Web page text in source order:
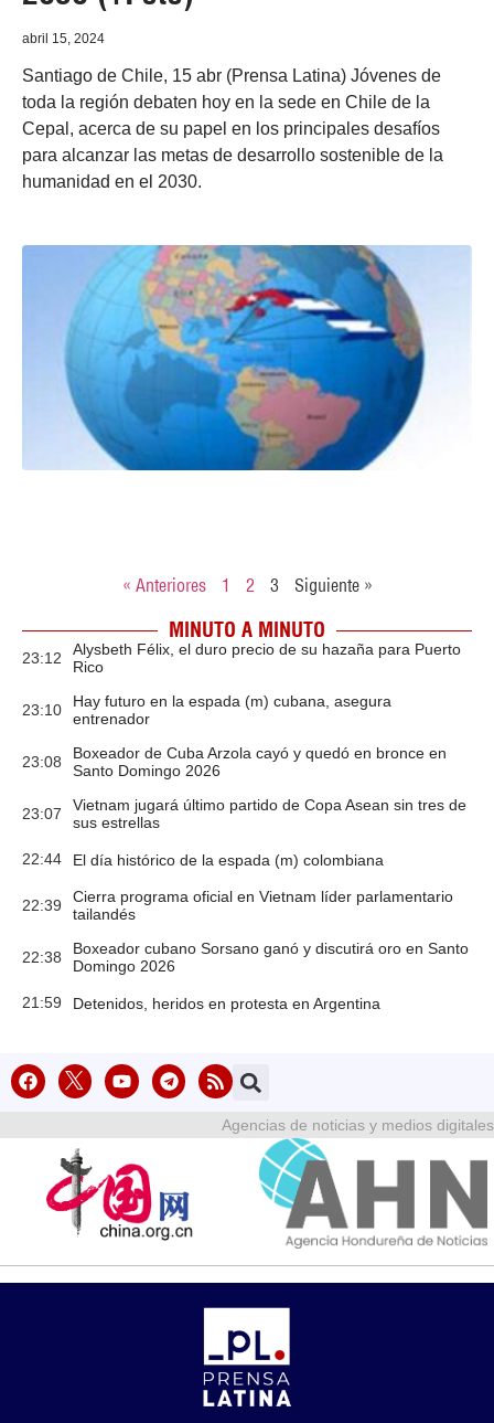
abril 15, 2024
Santiago de Chile, 15 abr (Prensa Latina) Jóvenes de
toda la región debaten hoy en la sede en Chile de la
Cepal, acerca de su papel en los principales desafíos
para alcanzar las metas de desarrollo sostenible de la
humanidad en el 2030.
« Anteriores 1 2 3 Siguiente »
MINUTO A MINUTO
23:12
Alysbeth Félix, el duro precio de su hazaña para Puerto
Rico
23:10
Hay futuro en la espada (m) cubana, asegura
entrenador
23:08
Boxeador de Cuba Arzola cayó y quedó en bronce en
Santo Domingo 2026
23:07
Vietnam jugará último partido de Copa Asean sin tres de
sus estrellas
22:44 El día histórico de la espada (m) colombiana
22:39
Cierra programa oficial en Vietnam líder parlamentario
tailandés
22:38
Boxeador cubano Sorsano ganó y discutirá oro en Santo
Domingo 2026
21:59 Detenidos, heridos en protesta en Argentina
Agencias de noticias y medios digitales